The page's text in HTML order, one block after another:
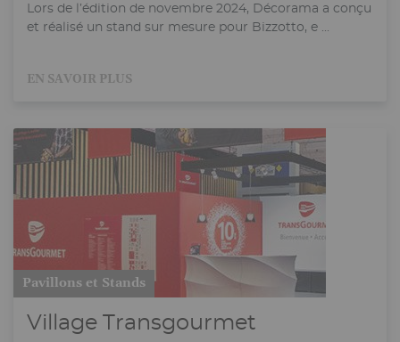
Lors de l’édition de novembre 2024, Décorama a conçu
et réalisé un stand sur mesure pour Bizzotto, e ...
EN SAVOIR PLUS
Pavillons et Stands
Village Transgourmet